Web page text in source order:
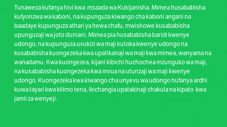
Tunaweza kufanya hivi kwa msaada wa Kukijanisha. Mimea husababisha
kufyonzwa wa kaboni, na kupunguza kiwango cha kaboni angani na
baadaye kupunguza athari ya hewa chafu, mwishowe kusababisha
upunguzaji wa joto duniani. Mimea pia husababisha baridi kwenye
udongo, na kupunguza uvukizi wa maji kutoka kwenye udongo na
kusababisha kuongezeka kwa upatikanaji wa maji kwa mimea, wanyama na
wanadamu. Kwa kuongezea, kijani kibichi huchochea mzunguko wa maji,
na kusababisha kuongezeka kwa mvua na utunzaji wa maji kwenye
udongo. Kuongezeka kwa kiwango cha unyevu wa udongo hufanya ardhi
kuwa tayari kwa kilimo tena, ikichangia upatakinaji chakula na kipato kwa
jamii za wenyeji.